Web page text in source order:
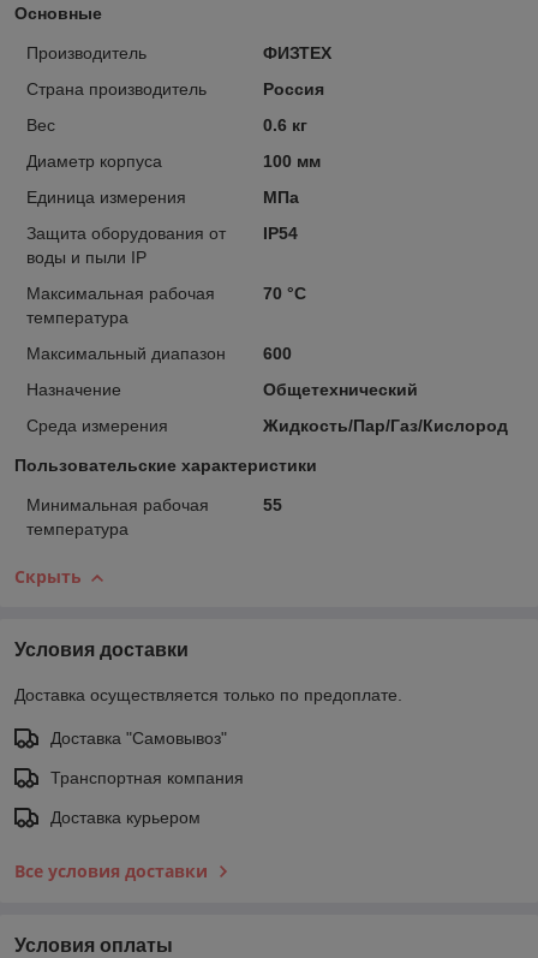
Основные
Производитель
ФИЗТЕХ
Страна производитель
Россия
Вес
0.6 кг
Диаметр корпуса
100 мм
Единица измерения
МПа
Защита оборудования от
воды и пыли IP
IP54
Максимальная рабочая
температура
70 °С
Максимальный диапазон
600
Назначение
Общетехнический
Среда измерения
Жидкость/Пар/Газ/Кислород
Пользовательские характеристики
Минимальная рабочая
температура
55
Скрыть
Условия доставки
Доставка осуществляется только по предоплате.
Доставка "Самовывоз"
Транспортная компания
Доставка курьером
Все условия доставки
Условия оплаты